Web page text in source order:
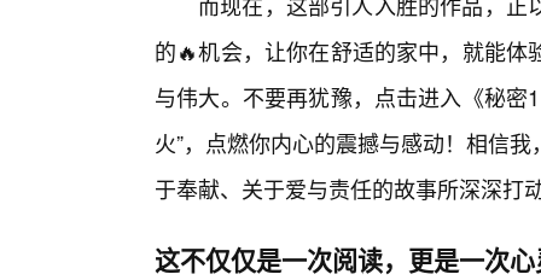
的🔥机会，让你在舒适的家中，就能
与伟大。不要再犹豫，点击进入《秘密
火”，点燃你内心的震撼与感动！相信
于奉献、关于爱与责任的故事所深深打
这不仅仅是一次阅读，更是一次